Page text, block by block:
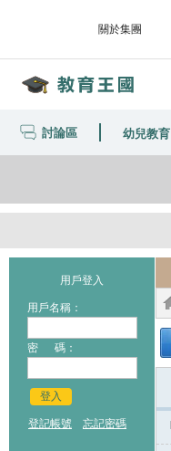
關於集團
討論區 幼兒教育
用戶登入
用戶名稱：
密 碼：
登入
登記帳號 忘記密碼